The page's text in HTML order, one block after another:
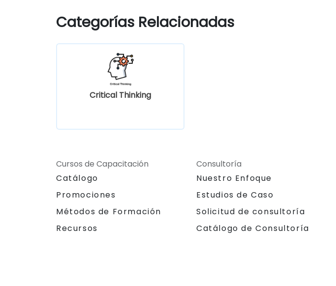
Categorías Relacionadas
Critical Thinking
Cursos de Capacitación
Catálogo
Promociones
Métodos de Formación
Recursos
Consultoría
Nuestro Enfoque
Estudios de Caso
Solicitud de consultoría
Catálogo de Consultoría